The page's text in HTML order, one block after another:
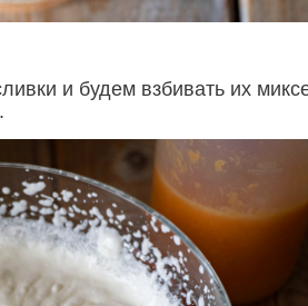
и будем взбивать их